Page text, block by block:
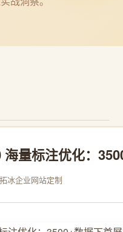
量标注优化：
拓冰企业网站定制